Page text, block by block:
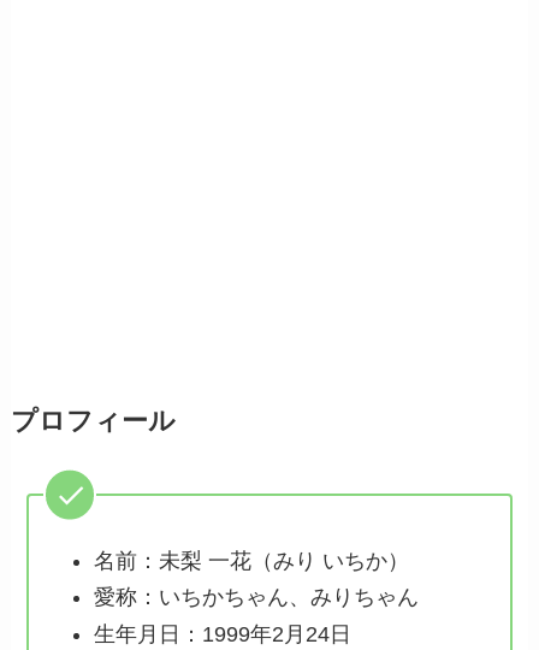
プロフィール
名前：未梨 一花（みり いちか）
愛称：いちかちゃん、みりちゃん
生年月日：1999年2月24日